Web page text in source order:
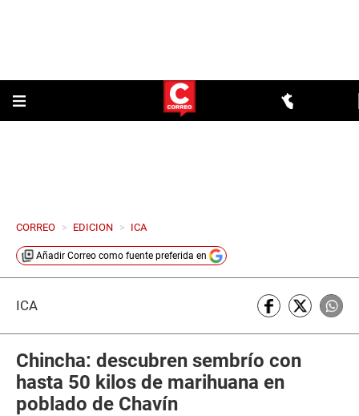
CORREO > EDICION > ICA
Añadir Correo como fuente preferida en
ICA
Chincha: descubren sembrío con
hasta 50 kilos de marihuana en
poblado de Chavín